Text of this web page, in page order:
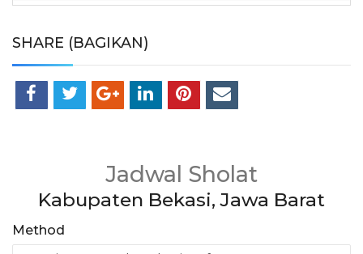
SHARE (BAGIKAN)
Jadwal Sholat
Kabupaten Bekasi, Jawa Barat
Method